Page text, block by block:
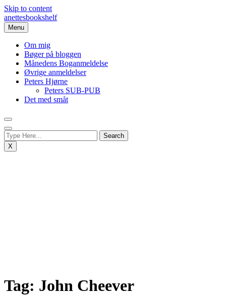
Skip to content
anettesbookshelf
Menu
Om mig
Bøger på bloggen
Månedens Boganmeldelse
Øvrige anmeldelser
Peters Hjørne
Peters SUB-PUB
Det med småt
X
Tag: John Cheever